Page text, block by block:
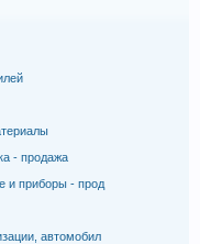
- продажа
и приборы - прод
автомобил